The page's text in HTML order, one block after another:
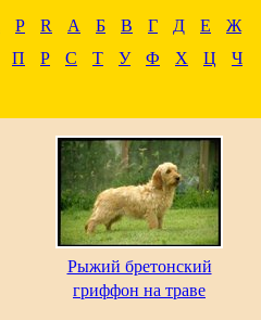
P R А Б В Г Д Е
Ж
П Р С Т У Ф Х Ц
Ч
Рыжий бретонский
гриффон на траве